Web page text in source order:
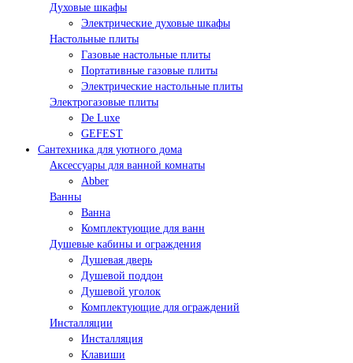
Духовые шкафы
Электрические духовые шкафы
Настольные плиты
Газовые настольные плиты
Портативные газовые плиты
Электрические настольные плиты
Электрогазовые плиты
De Luxe
GEFEST
Сантехника для уютного дома
Аксессуары для ванной комнаты
Abber
Ванны
Ванна
Комплектующие для ванн
Душевые кабины и ограждения
Душевая дверь
Душевой поддон
Душевой уголок
Комплектующие для ограждений
Инсталляции
Инсталляция
Клавиши